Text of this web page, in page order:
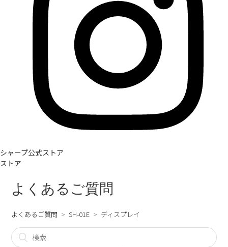
シャープ公式ストア
ストア
よくあるご質問
よくあるご質問 SH-01E ディスプレイ